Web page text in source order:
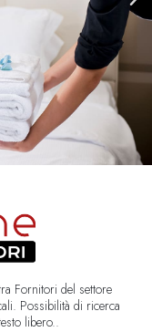
Fornitori del settore
Possibilità di ricerca
libero..